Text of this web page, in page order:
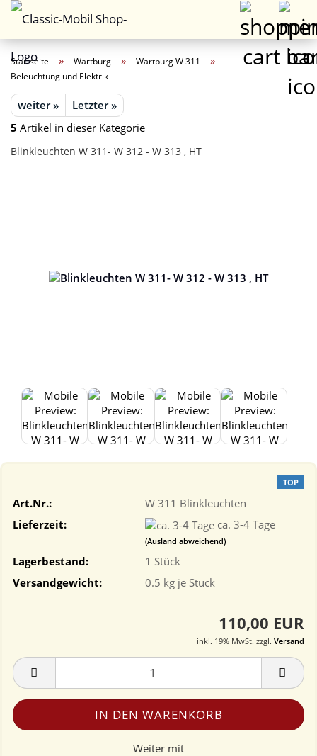
Startseite » Wartburg » Wartburg W 311 »
Beleuchtung und Elektrik
weiter »
Letzter »
5 Artikel in dieser Kategorie
Blinkleuchten W 311- W 312 - W 313 , HT
TOP
Art.Nr.:
W 311 Blinkleuchten
Lieferzeit:
ca. 3-4 Tage
(Ausland abweichend)
Lagerbestand: 1 Stück
Versandgewicht:
0.5 kg je Stück
110,00 EUR
inkl. 19% MwSt. zzgl. Versand
Weiter mit